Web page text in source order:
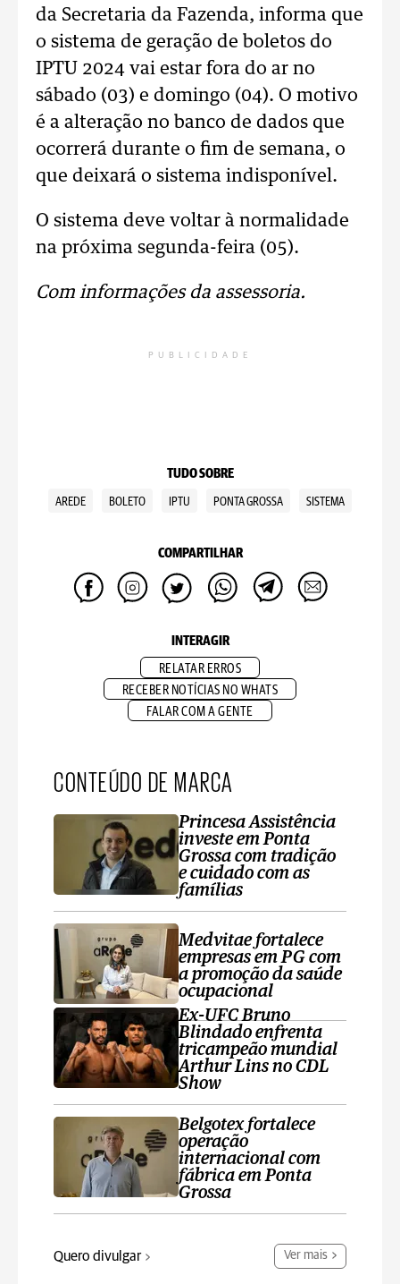
da Secretaria da Fazenda, informa que
o sistema de geração de boletos do
IPTU 2024 vai estar fora do ar no
sábado (03) e domingo (04). O motivo
é a alteração no banco de dados que
ocorrerá durante o fim de semana, o
que deixará o sistema indisponível.
O sistema deve voltar à normalidade
na próxima segunda-feira (05).
Com informações da assessoria.
PUBLICIDADE
TUDO SOBRE
AREDE BOLETO IPTU PONTA GROSSA SISTEMA
COMPARTILHAR
INTERAGIR
RELATAR ERROS
RECEBER NOTÍCIAS NO WHATS
FALAR COM A GENTE
CONTEÚDO DE MARCA
Princesa Assistência
investe em Ponta
Grossa com tradição
e cuidado com as
famílias
Medvitae fortalece
empresas em PG com
a promoção da saúde
ocupacional
Ex-UFC Bruno
Blindado enfrenta
tricampeão mundial
Arthur Lins no CDL
Show
Belgotex fortalece
operação
internacional com
fábrica em Ponta
Grossa
Quero divulgar Ver mais